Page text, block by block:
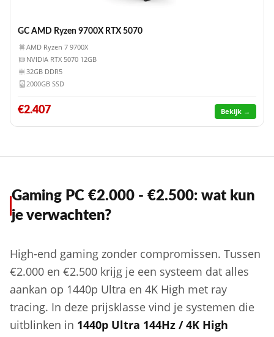
GC AMD Ryzen 9700X RTX 5070
AMD Ryzen 7 9700X
NVIDIA RTX 5070 12GB
32GB DDR5
2000GB SSD
€2.407 Bekijk →
Gaming PC €2.000 - €2.500: wat kun
je verwachten?
High-end gaming zonder compromissen. Tussen
€2.000 en €2.500 krijg je een systeem dat alles
aankan op 1440p Ultra en 4K High met ray
tracing. In deze prijsklasse vind je systemen die
uitblinken in 1440p Ultra 144Hz / 4K High